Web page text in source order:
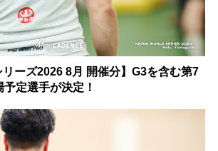
リーズ2026 8月 開催分】G3を含む第7
定選手が決定！